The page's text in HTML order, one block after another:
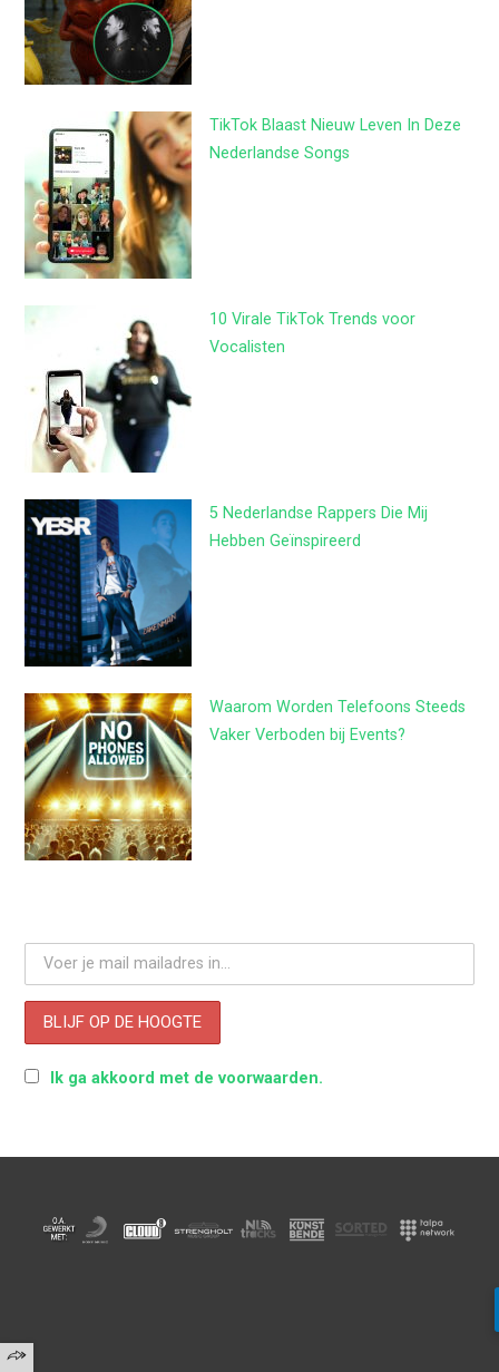
TikTok Blaast Nieuw Leven In Deze
Nederlandse Songs
10 Virale TikTok Trends voor
Vocalisten
5 Nederlandse Rappers Die Mij
Hebben Geïnspireerd
Waarom Worden Telefoons Steeds
Vaker Verboden bij Events?
Ik ga akkoord met de voorwaarden.